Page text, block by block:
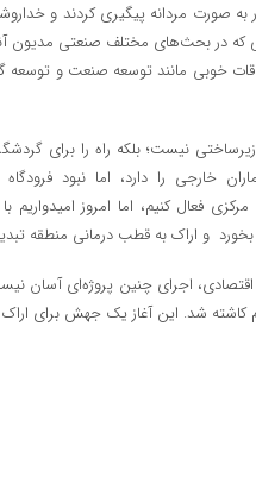
به صورت مردانه پیگیری کردند و
که در بحث‌های مختلف صنعتی مدیون
خوبی مانند توسعه صنعت و
نیست؛ بلکه راه را برای
خارجی را دارد، اما نبود
فعال کنیم، اما امروز
و اراک به قطب درمانی منطقه
اجرای چنین پروژه‌ای آسان
کاشته شد. این آغاز یک جهش برای